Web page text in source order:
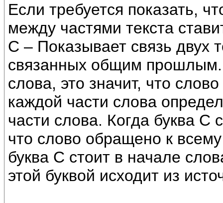
Если требуется показать,
между частями текста
С – Показывает связь двух
связанных общим прошлым.
слова, это значит, что
каждой части слова
части слова. Когда буква С
что слово обращено к
буква С стоит в начале
этой буквой исходит из